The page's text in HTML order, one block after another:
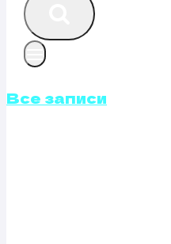
Все записи